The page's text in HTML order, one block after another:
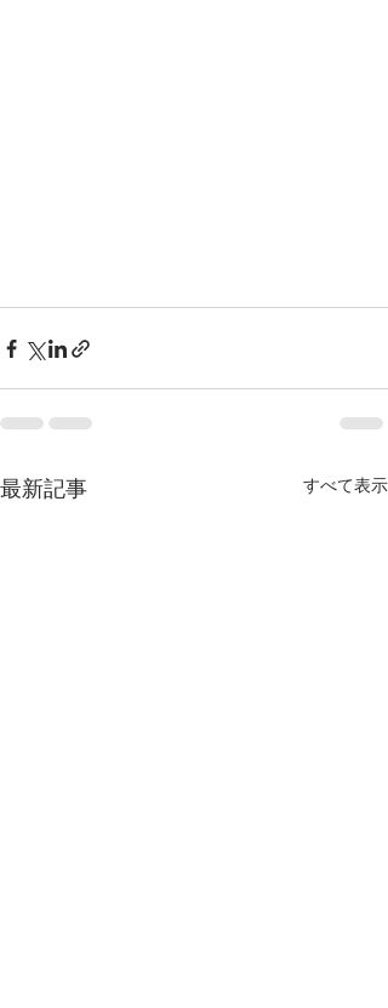
最新記事 すべて表示